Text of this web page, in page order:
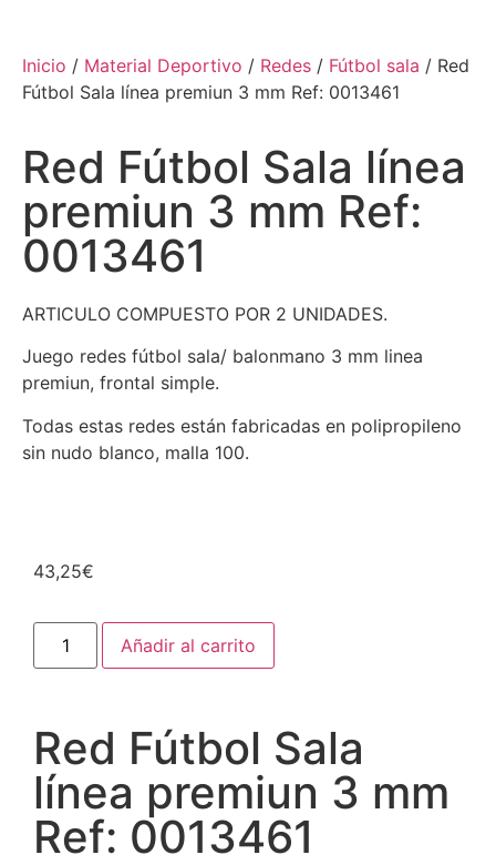
Inicio / Material Deportivo / Redes / Fútbol sala / Red
Fútbol Sala línea premiun 3 mm Ref: 0013461
Red Fútbol Sala línea
premiun 3 mm Ref:
0013461
ARTICULO COMPUESTO POR 2 UNIDADES.
Juego redes fútbol sala/ balonmano 3 mm linea
premiun, frontal simple.
Todas estas redes están fabricadas en polipropileno
sin nudo blanco, malla 100.
43,25€
Añadir al carrito
Red Fútbol Sala
línea premiun 3 mm
Ref: 0013461